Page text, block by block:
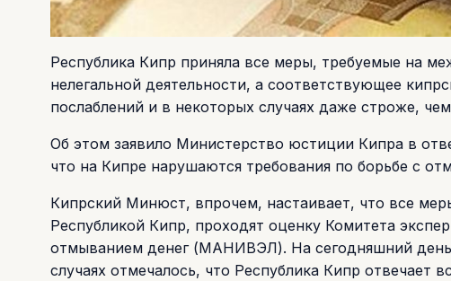
Республика Кипр приняла все меры, требуемые на
нелегальной деятельности, а соответствующее
послаблений и в некоторых случаях даже строже,
Об этом заявило Министерство юстиции Кипра в
что на Кипре нарушаются требования по борьбе с
Кипрский Минюст, впрочем, настаивает, что все
Республикой Кипр, проходят оценку Комитета
отмыванием денег (МАНИВЭЛ). На сегодняшний
случаях отмечалось, что Республика Кипр